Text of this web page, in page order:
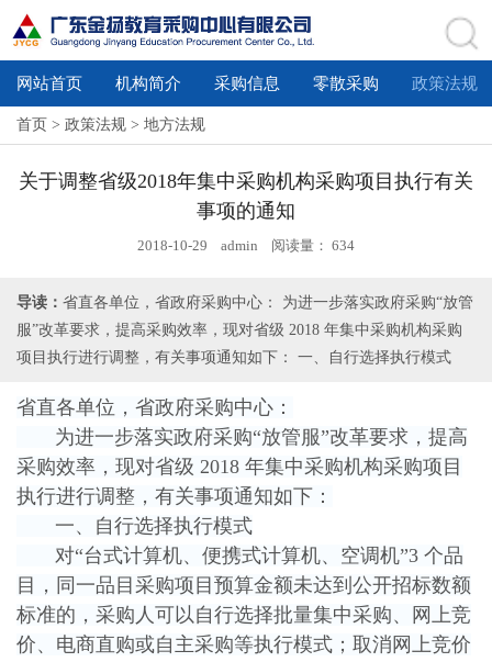
网站首页 机构简介 采购信息 零散采购 政策法规
首页 > 政策法规 > 地方法规
关于调整省级2018年集中采购机构采购项目执行有关
事项的通知
2018-10-29 admin 阅读量： 634
导读： 省直各单位，省政府采购中心： 为进一步落实政府采购“放管
服”改革要求，提高采购效率，现对省级 2018 年集中采购机构采购
项目执行进行调整，有关事项通知如下： 一、自行选择执行模式
省直各单位，省政府采购中心：
为进一步落实政府采购“放管服”改革要求，提高
采购效率，现对省级 2018 年集中采购机构采购项目
执行进行调整，有关事项通知如下：
一、自行选择执行模式
对“台式计算机、便携式计算机、空调机”3 个品
目，同一品目采购项目预算金额未达到公开招标数额
标准的，采购人可以自行选择批量集中采购、网上竞
价、电商直购或自主采购等执行模式；取消网上竞价